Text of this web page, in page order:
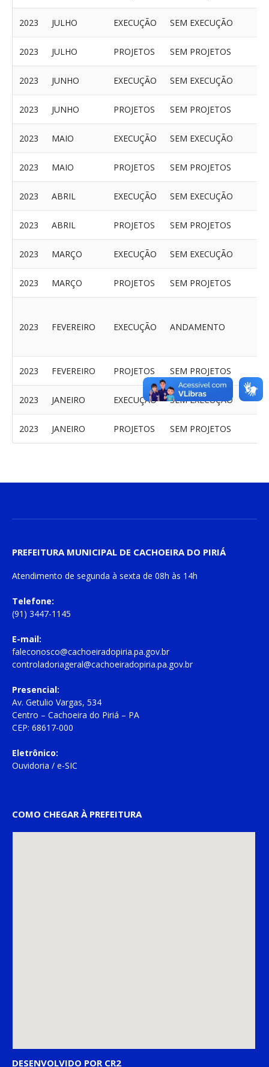
2023 JULHO EXECUÇÃO SEM EXECUÇÃO
2023 JULHO PROJETOS SEM PROJETOS
2023 JUNHO EXECUÇÃO SEM EXECUÇÃO
2023 JUNHO PROJETOS SEM PROJETOS
2023 MAIO EXECUÇÃO SEM EXECUÇÃO
2023 MAIO PROJETOS SEM PROJETOS
2023 ABRIL EXECUÇÃO SEM EXECUÇÃO
2023 ABRIL PROJETOS SEM PROJETOS
2023 MARÇO EXECUÇÃO SEM EXECUÇÃO
2023 MARÇO PROJETOS SEM PROJETOS
2023 FEVEREIRO EXECUÇÃO ANDAMENTO
2023 FEVEREIRO PROJETOS SEM PROJETOS
2023 JANEIRO EXECUÇÃO SEM EXECUÇÃO
2023 JANEIRO PROJETOS SEM PROJETOS
PREFEITURA MUNICIPAL DE CACHOEIRA DO PIRIÁ
Atendimento de segunda à sexta de 08h às 14h
Telefone:
(91) 3447-1145
E-mail:
faleconosco@cachoeiradopiria.pa.gov.br
controladoriageral@cachoeiradopiria.pa.gov.br
Presencial:
Av. Getulio Vargas, 534
Centro – Cachoeira do Piriá – PA
CEP: 68617-000
Eletrônico:
Ouvidoria / e-SIC
COMO CHEGAR À PREFEITURA
DESENVOLVIDO POR CR2